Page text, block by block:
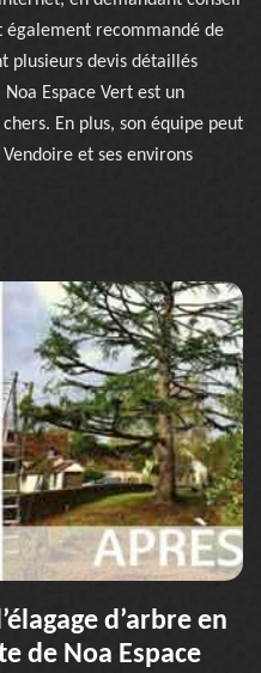
également recommandé de
plusieurs devis détaillés
Espace Vert est un
En plus, son équipe peut
et ses environs
d’arbre en
de Noa Espace